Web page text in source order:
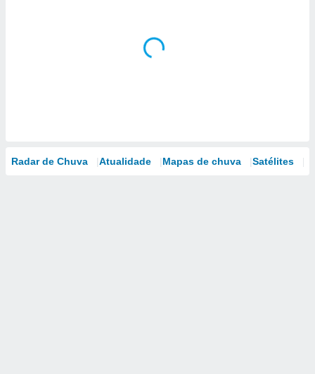
Radar de Chuva Atualidade Mapas de chuva Satélites